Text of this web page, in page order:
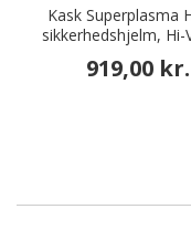
Kask Superplasma
sikkerhedshjelm, Hi-
919,00 kr.